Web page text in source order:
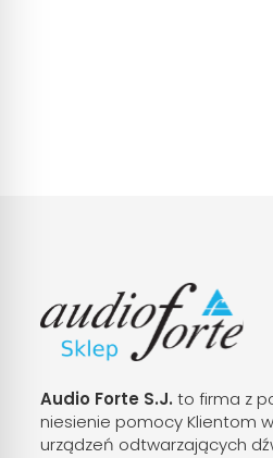
Audio Forte S.J. to firma z
niesienie pomocy Klientom
urządzeń odtwarzających